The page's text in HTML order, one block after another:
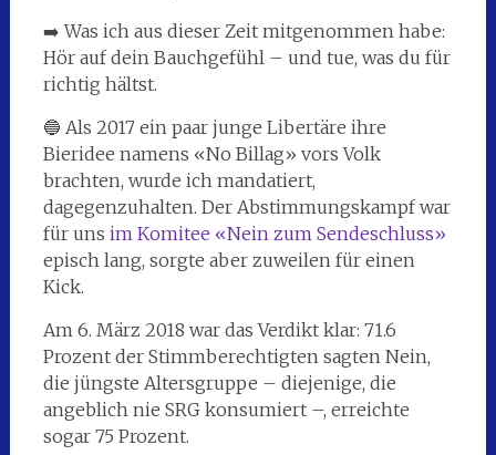
➡️ Was ich aus dieser Zeit mitgenommen habe:
Hör auf dein Bauchgefühl – und tue, was du für
richtig hältst.
🔵 Als 2017 ein paar junge Libertäre ihre
Bieridee namens «No Billag» vors Volk
brachten, wurde ich mandatiert,
dagegenzuhalten. Der Abstimmungskampf war
für uns im Komitee «Nein zum Sendeschluss»
episch lang, sorgte aber zuweilen für einen
Kick.
Am 6. März 2018 war das Verdikt klar: 71.6
Prozent der Stimmberechtigten sagten Nein,
die jüngste Altersgruppe – diejenige, die
angeblich nie SRG konsumiert –, erreichte
sogar 75 Prozent.